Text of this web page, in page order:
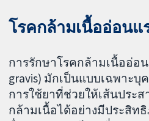
โรคกล้ามเนื้ออ่อนแ
การรักษาโรคกล้ามเนื้ออ่อน
gravis) มักเป็นแบบเฉพาะ
การใช้ยาที่ช่วยให้เส้นประ
กล้ามเนื้อได้อย่างมีประสิท